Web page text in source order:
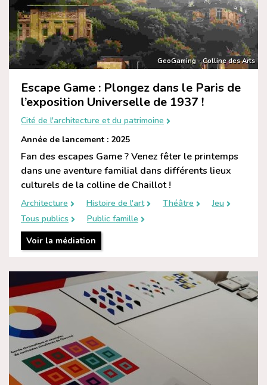
GeoGaming - Colline des Arts
Escape Game : Plongez dans le Paris de
l’exposition Universelle de 1937 !
Cité de l'architecture et du patrimoine
Année de lancement : 2025
Fan des escapes Game ? Venez fêter le printemps
dans une aventure familial dans différents lieux
culturels de la colline de Chaillot !
Architecture Histoire de l'art Théâtre
Jeu
Tous publics
Public famille
Voir la médiation